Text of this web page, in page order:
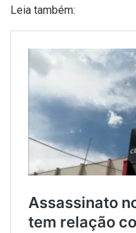
Leia também: